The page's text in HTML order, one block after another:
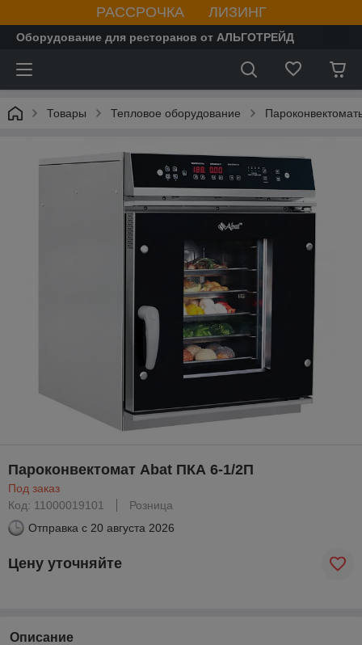
РАССРОЧКА ЛИЗИНГ
Оборудование для ресторанов от АЛЬГОТРЕЙД
Товары Тепловое оборудование
Пароконвектомат Abat ПКА 6-1/2П
Под заказ
Код: 11000019101
Розница
Отправка с 20 августа 2026
Цену уточняйте
Описание